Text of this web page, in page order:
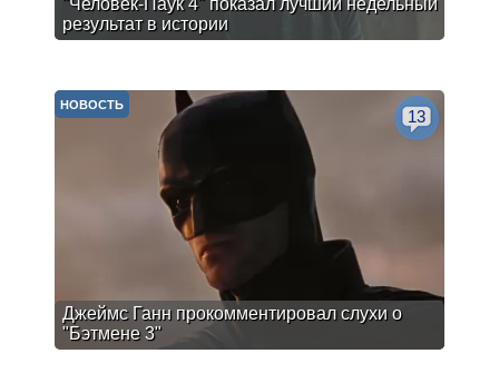
"Человек-Паук 4" показал лучший недельный
результат в истории
Джеймс Ганн прокомментировал слухи о
"Бэтмене 3"
НОВОСТЬ
13